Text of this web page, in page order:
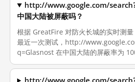
http://www.google.com/
中国大陆被屏蔽吗？
根据 GreatFire 对防火长城的实时测
最近一次测试，http://
q=Glasnost 在中国大陆的屏蔽率为